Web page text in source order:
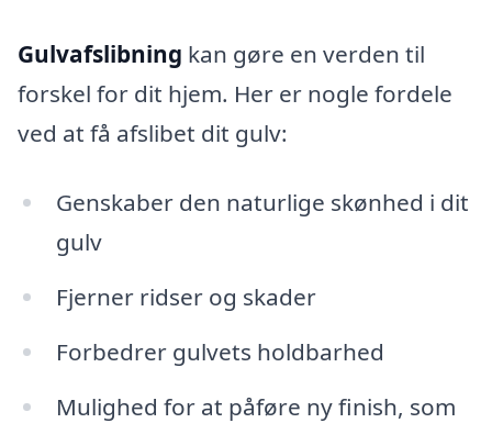
Gulvafslibning kan gøre en verden til
forskel for dit hjem. Her er nogle fordele
ved at få afslibet dit gulv:
Genskaber den naturlige skønhed i dit
gulv
Fjerner ridser og skader
Forbedrer gulvets holdbarhed
Mulighed for at påføre ny finish, som